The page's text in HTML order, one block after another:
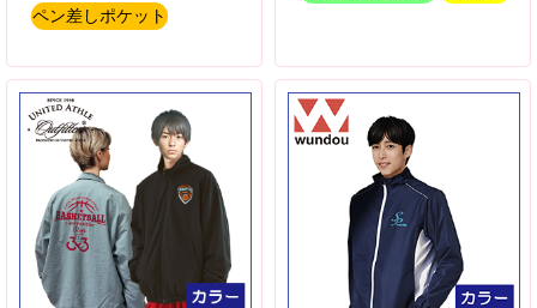
ペン差しポケット